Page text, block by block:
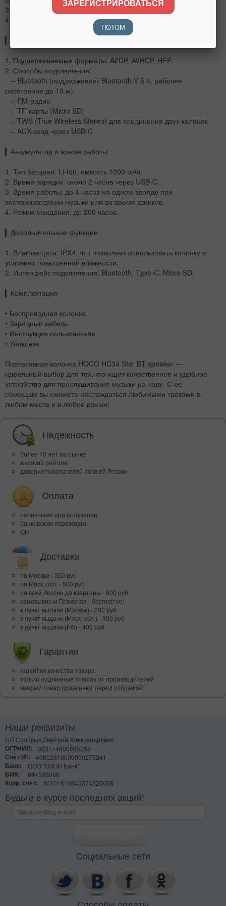
3.
Чувствительность
4.
1. Поддерживаемые форматы: A2DP, AVRCP, HFP.
2. Способы подключения:
– Bluetooth (поддерживает Bluetooth V 5.4, рабочее
расстояние до 10 м)
– FM-радио
– TF-карты (Micro SD)
– TWS (True Wireless Stereo) для соединения двух колонок
– AUX-вход через USB-C
Аккумулятор и время работы
1. Тип батареи: Li-Ion, емкость 1200 мАч.
2. Время зарядки: около 2 часов через USB-C.
3. Время работы: до 4 часов на одном заряде при
воспроизведении музыки или во время звонков.
4. Режим ожидания: до 200 часов.
Дополнительные функции
1. Влагозащита: IPX4, что позволяет использовать колонку в
условиях повышенной влажности.
2. Интерфейс подключения: Bluetooth, Type-C, Micro SD.
Комплектация
• Беспроводная колонка
• Зарядный кабель
• Инструкция пользователя
• Упаковка
Портативная колонка HOCO HC34 Star BT speaker —
идеальный выбор для тех, кто ищет качественное и удобное
устройство для прослушивания музыки на ходу. С ее
помощью вы сможете наслаждаться любимыми треками в
любом месте и в любое время!
Надежность
более 15 лет на рынке
высокий рейтинг
доверие покупателей по всей России
Оплата
наличными при получении
банковским переводом
QR
Доставка
по Москве - 350 руб
по Моск. обл. - 500 руб
по всей Росcии до квартиры - 800 руб
самовывоз м.Пражская - бесплатно!
в пункт выдачи (Москва) - 200 руб
в пункт выдачи (Моск. обл.) - 300 руб
в пункт выдачи (РФ) - 400 руб
Гарантии
гарантия качества товара
только подлинные товары от производителей
каждый товар проверяют перед отправкой
Наши реквизиты
ИП Соловых Дмитрий Александрович
ОГРНИП:
323774600595052
Счёт (₽):
40802810000000275241
Банк:
ООО "ОЗОН Банк"
БИК:
044525068
Корр. счёт:
30101810645374525068
Будьте в курсе последних акций!
Социальные сети
ЗАРЕГИСТРИРОВАТЬСЯ
ПОТОМ